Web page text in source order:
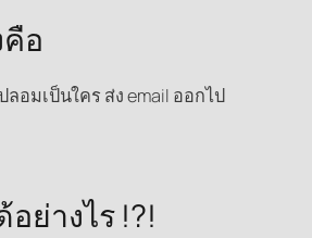
อ
ลอมเป็นใคร ส่ง email ออกไป
ย่างไร !?!